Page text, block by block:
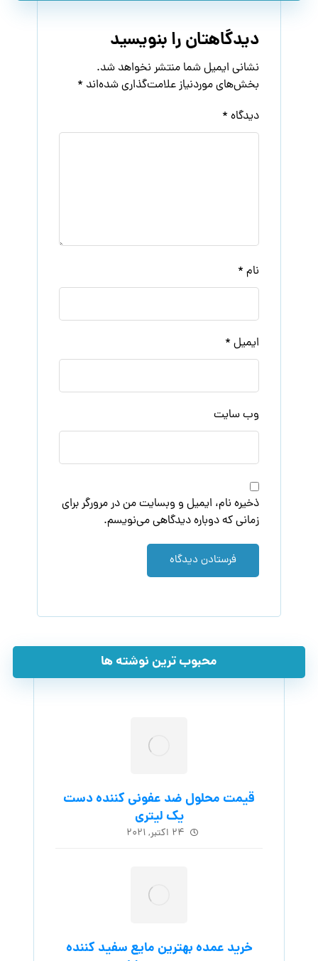
دیدگاهتان را بنویسید
نشانی ایمیل شما منتشر نخواهد شد.
بخش‌های موردنیاز علامت‌گذاری شده‌اند *
دیدگاه *
نام *
ایمیل *
وب‌ سایت
ذخیره نام، ایمیل و وبسایت من در مرورگر برای
زمانی که دوباره دیدگاهی می‌نویسم.
فرستادن دیدگاه
محبوب ترین نوشته ها
قیمت محلول ضد عفونی کننده دست
یک لیتری
۲۴ اکتبر, ۲۰۲۱
خرید عمده بهترین مایع سفید کننده